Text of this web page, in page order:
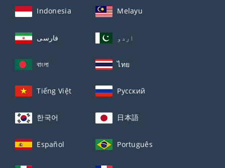
Indonesia Melayu
فارسی اردو
বাংলা ไทย
Tiếng Việt Русский
한국어 日本語
Español Português